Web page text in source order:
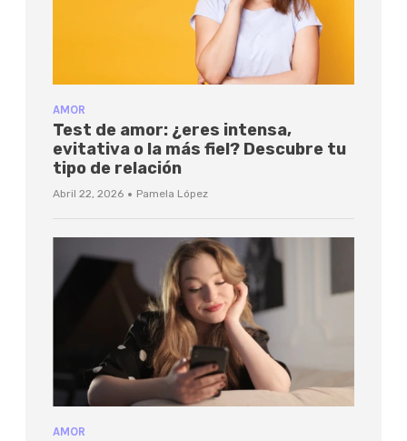
AMOR
Test de amor: ¿eres intensa,
evitativa o la más fiel? Descubre tu
tipo de relación
Abril 22, 2026 · Pamela López
AMOR